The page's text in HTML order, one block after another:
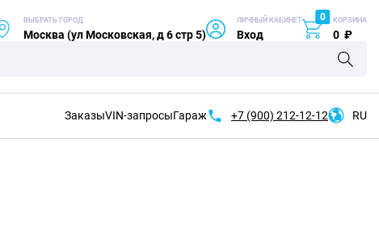
ВЫБРАТЬ ГОРОД
Москва (ул Московская, д 6 стр 5)
ЛИЧНЫЙ КАБИНЕТ
Вход
0 КОРЗИНА
0 ₽
ЗаказыVIN-запросыГараж +7 (900) 212-12-12 RU